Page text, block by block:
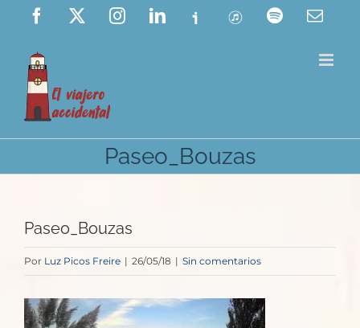
Saltar
contenido
Facebook InstagramLinkedIn
Ivoox ITunes Spotify
Paseo_Bouzas
Paseo_Bouzas
Por Luz Picos Freire | 26/05/18 | Sin comentarios